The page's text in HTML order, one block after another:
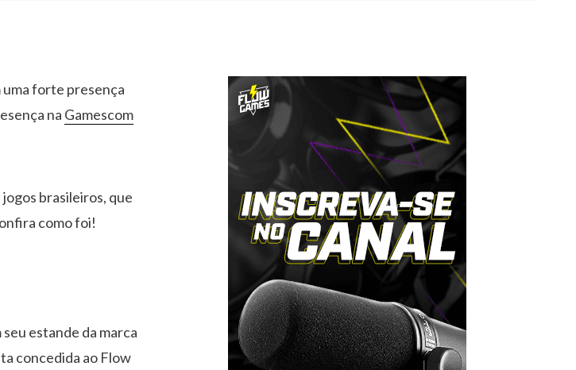
uma forte presença
na Gamescom
brasileiros, que
como foi!
estande da marca
concedida ao Flow